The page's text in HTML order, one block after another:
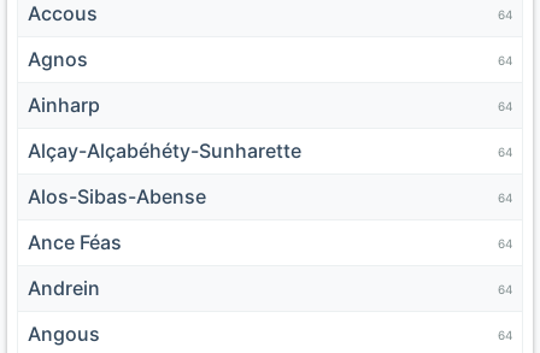
Accous 64
Agnos 64
Ainharp 64
Alçay-Alçabéhéty-Sunharette 64
Alos-Sibas-Abense 64
Ance Féas 64
Andrein 64
Angous 64